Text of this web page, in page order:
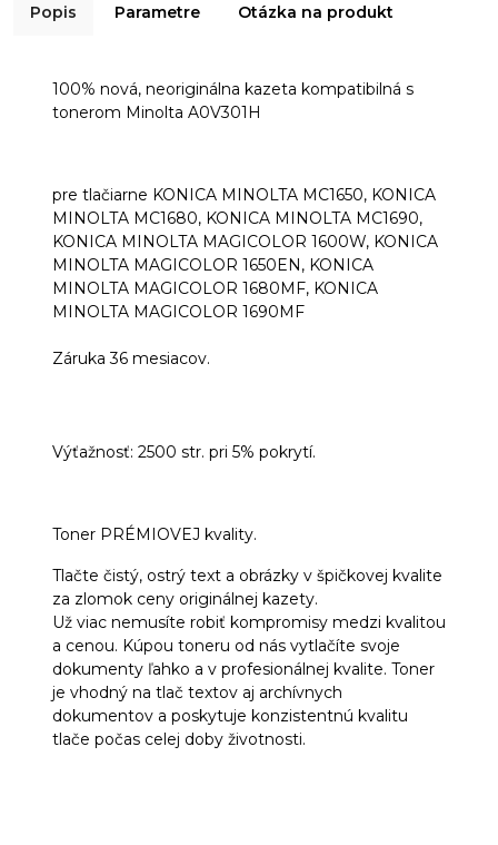
Popis Parametre Otázka na produkt
100% nová, neoriginálna kazeta kompatibilná s
tonerom Minolta A0V301H
pre tlačiarne KONICA MINOLTA MC1650, KONICA
MINOLTA MC1680, KONICA MINOLTA MC1690,
KONICA MINOLTA MAGICOLOR 1600W, KONICA
MINOLTA MAGICOLOR 1650EN, KONICA
MINOLTA MAGICOLOR 1680MF, KONICA
MINOLTA MAGICOLOR 1690MF
Záruka 36 mesiacov.
Výťažnosť: 2500 str. pri 5% pokrytí.
Toner PRÉMIOVEJ kvality.
Tlačte čistý, ostrý text a obrázky v špičkovej kvalite
za zlomok ceny originálnej kazety.
Už viac nemusíte robiť kompromisy medzi kvalitou
a cenou. Kúpou toneru od nás vytlačíte svoje
dokumenty ľahko a v profesionálnej kvalite. Toner
je vhodný na tlač textov aj archívnych
dokumentov a poskytuje konzistentnú kvalitu
tlače počas celej doby životnosti.